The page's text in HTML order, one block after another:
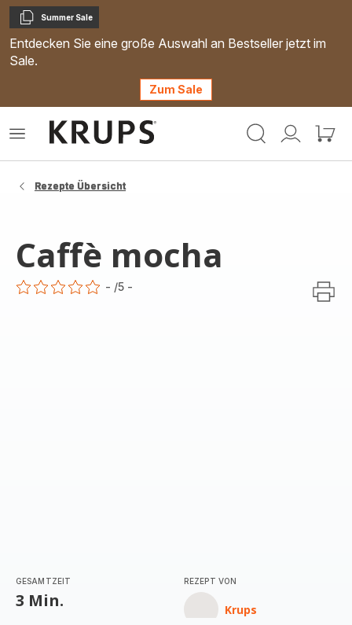
Kopieren
Summer Sale
Entdecken Sie eine große Auswahl an Bestseller jetzt im
Sale.
Zum Sale
Mein
Mein
Das
Rezepte Übersicht
Caffè mocha
- /5 -
GESAMTZEIT
3 Min.
REZEPT VON
Krups